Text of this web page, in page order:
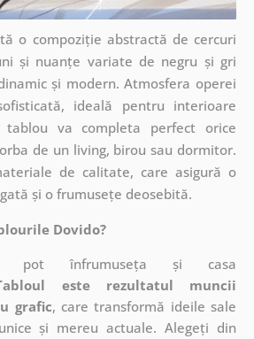
o compoziție abstractă de cercuri
și nuanțe variate de negru și gri
și modern. Atmosfera operei
ideală pentru interioare
tablou va completa perfect orice
de un living, birou sau dormitor.
de calitate, care asigură o
și o frumusețe deosebită.
Dovido?
pot înfrumuseța și casa
este rezultatul muncii
grafic, caretransformă ideile sale
și mereu actuale. Alegeți din